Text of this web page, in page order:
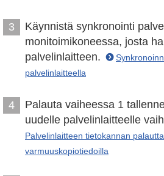
3
Käynnistä synkronointi
monitoimikoneessa, josta
palvelinlaitteen.
palvelinlaitteella
4
Palauta vaiheessa 1
uudelle palvelinlaitteelle
Palvelinlaitteen tietokannan
varmuuskopiotiedoilla